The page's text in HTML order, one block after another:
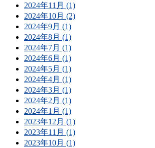
2024年11月 (1)
2024年10月 (2)
2024年9月 (1)
2024年8月 (1)
2024年7月 (1)
2024年6月 (1)
2024年5月 (1)
2024年4月 (1)
2024年3月 (1)
2024年2月 (1)
2024年1月 (1)
2023年12月 (1)
2023年11月 (1)
2023年10月 (1)